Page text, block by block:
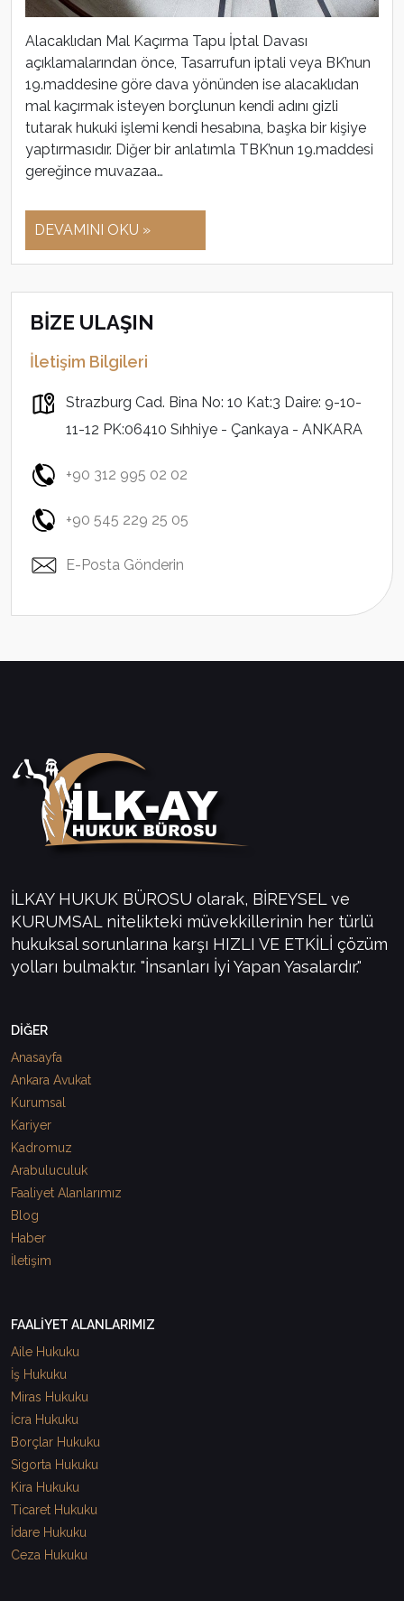
Alacaklıdan Mal Kaçırma Tapu İptal Davası
açıklamalarından önce, Tasarrufun iptali veya BK’nun
19.maddesine göre dava yönünden ise alacaklıdan
mal kaçırmak isteyen borçlunun kendi adını gizli
tutarak hukuki işlemi kendi hesabına, başka bir kişiye
yaptırmasıdır. Diğer bir anlatımla TBK’nun 19.maddesi
gereğince muvazaa…
DEVAMINI OKU »
BİZE ULAŞIN
İletişim Bilgileri
Strazburg Cad. Bina No: 10 Kat:3 Daire: 9-10-
11-12 PK:06410 Sıhhiye - Çankaya - ANKARA
+90 312 995 02 02
+90 545 229 25 05
E-Posta Gönderin
İLKAY HUKUK BÜROSU olarak, BİREYSEL ve
KURUMSAL nitelikteki müvekkillerinin her türlü
hukuksal sorunlarına karşı HIZLI VE ETKİLİ çözüm
yolları bulmaktır. "İnsanları İyi Yapan Yasalardır."
DİĞER
Anasayfa
Ankara Avukat
Kurumsal
Kariyer
Kadromuz
Arabuluculuk
Faaliyet Alanlarımız
Blog
Haber
İletişim
FAALİYET ALANLARIMIZ
Aile Hukuku
İş Hukuku
Miras Hukuku
İcra Hukuku
Borçlar Hukuku
Sigorta Hukuku
Kira Hukuku
Ticaret Hukuku
İdare Hukuku
Ceza Hukuku